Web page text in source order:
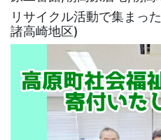
リサイクル活動で集まっ
諸高崎地区)